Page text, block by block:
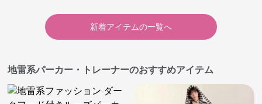
新着アイテムの一覧へ
地雷系パーカー・トレーナーのおすすめアイテム